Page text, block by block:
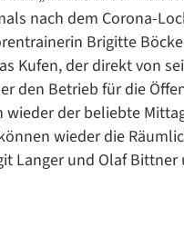
nach dem Corona-
Brigitte
Kufen, der direkt von
den Betrieb für die
wieder der beliebte
wieder die
Langer und Olaf Bittner